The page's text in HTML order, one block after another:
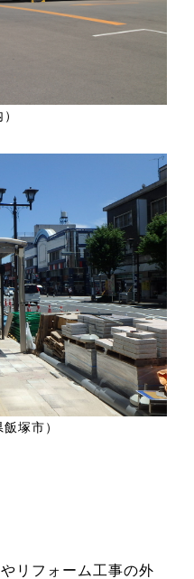
塚市）
リフォーム工事の外